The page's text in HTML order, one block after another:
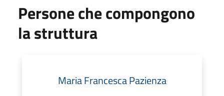
Persone che compongono
la struttura
Maria Francesca Pazienza